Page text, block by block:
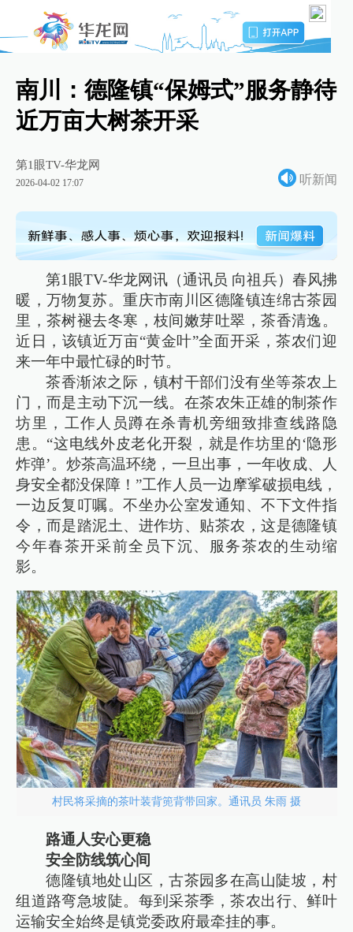
南川：德隆镇“保姆式”服务静待
近万亩大树茶开采
第1眼TV-华龙网
2026-04-02 17:07 听新闻
第1眼TV-华龙网讯（通讯员 向祖兵）春风拂
暖，万物复苏。重庆市南川区德隆镇连绵古茶园
里，茶树褪去冬寒，枝间嫩芽吐翠，茶香清逸。
近日，该镇近万亩“黄金叶”全面开采，茶农们迎
来一年中最忙碌的时节。
茶香渐浓之际，镇村干部们没有坐等茶农上
门，而是主动下沉一线。在茶农朱正雄的制茶作
坊里，工作人员蹲在杀青机旁细致排查线路隐
患。“这电线外皮老化开裂，就是作坊里的‘隐形
炸弹’。炒茶高温环绕，一旦出事，一年收成、人
身安全都没保障！”工作人员一边摩挲破损电线，
一边反复叮嘱。不坐办公室发通知、不下文件指
令，而是踏泥土、进作坊、贴茶农，这是德隆镇
今年春茶开采前全员下沉、服务茶农的生动缩
影。
村民将采摘的茶叶装背篼背带回家。通讯员 朱雨 摄
路通人安心更稳
安全防线筑心间
德隆镇地处山区，古茶园多在高山陡坡，村
组道路弯急坡陡。每到采茶季，茶农出行、鲜叶
运输安全始终是镇党委政府最牵挂的事。